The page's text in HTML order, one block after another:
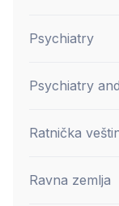
Psychiatry
Psychiatry
Ratnička
Ravna zemlja